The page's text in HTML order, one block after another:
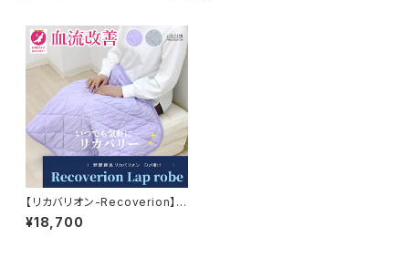
【リカバリオン-Recoverion】リ
カバリーひざ掛け 70×100cm
ちょうどいいサイズ プラウシ
¥18,700